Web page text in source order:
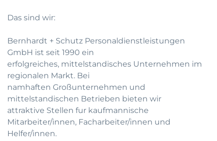
Das sind wir:
Bernhardt + Schutz Personaldienstleistungen
GmbH ist seit 1990 ein
erfolgreiches, mittelstandisches Unternehmen im
regionalen Markt. Bei
namhaften Großunternehmen und
mittelstandischen Betrieben bieten wir
attraktive Stellen fur kaufmannische
Mitarbeiter/innen, Facharbeiter/innen und
Helfer/innen.